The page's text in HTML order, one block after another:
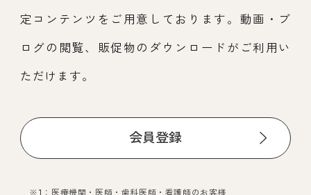
定コンテンツをご用意しております。動画・ブ
ログの閲覧、販促物のダウンロードがご利用い
ただけます。
会員登録
※1：医療機関・医師・歯科医師・看護師のお客様